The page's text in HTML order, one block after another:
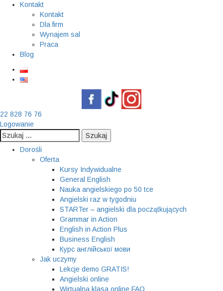
Kontakt
Kontakt
Dla firm
Wynajem sal
Praca
Blog
22 828 76 76
Logowanie
Szukaj:
Dorośli
Oferta
Kursy Indywidualne
General English
Nauka angielskiego po 50 tce
Angielski raz w tygodniu
STARTer – angielski dla początkujących
Grammar in Action
English in Action Plus
Business English
Курс англійської мови
Jak uczymy
Lekcje demo GRATIS!
Angielski online
Wirtualna klasa online FAQ